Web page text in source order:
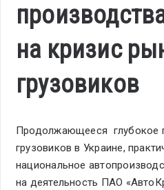
на кризис
грузовиков
Продолжающееся глубокое
грузовиков в Украине,
национальное
на деятельность ПАО